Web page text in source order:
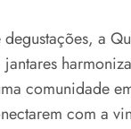
degustações, a
comunidade
com a